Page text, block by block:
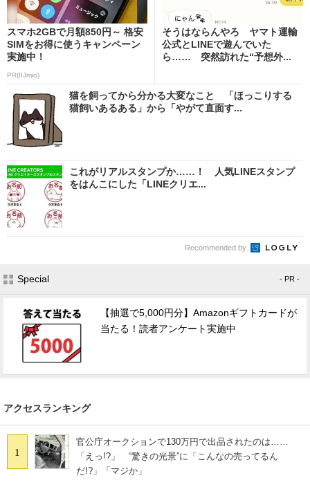
スマホ2GBで月額850円～ 格安
SIMをお得に使うキャンペーン
実施中！
PR(IIJmio)
そうはならんやろ ヤマト運輸
公式とLINEで遊んでいた
ら…… 突然訪れた“予想外...
猫を飼ってから分かる大変なこと 「ほっこりする
猫飼いあるある」から「やがて直面す...
これがリアルスタンプか……！ 人気LINEスタンプ
をはんこにした「LINEクリエ...
Recommended by
Special - PR -
【抽選で5,000円分】Amazonギフトカードが
当たる！読者アンケート実施中
アクセスランキング
1
官公庁オークションで130万円で出品されたのは……
「えっ!?」 “驚きの光景”に「こんなの売ってるん
だ!?」「マジか」